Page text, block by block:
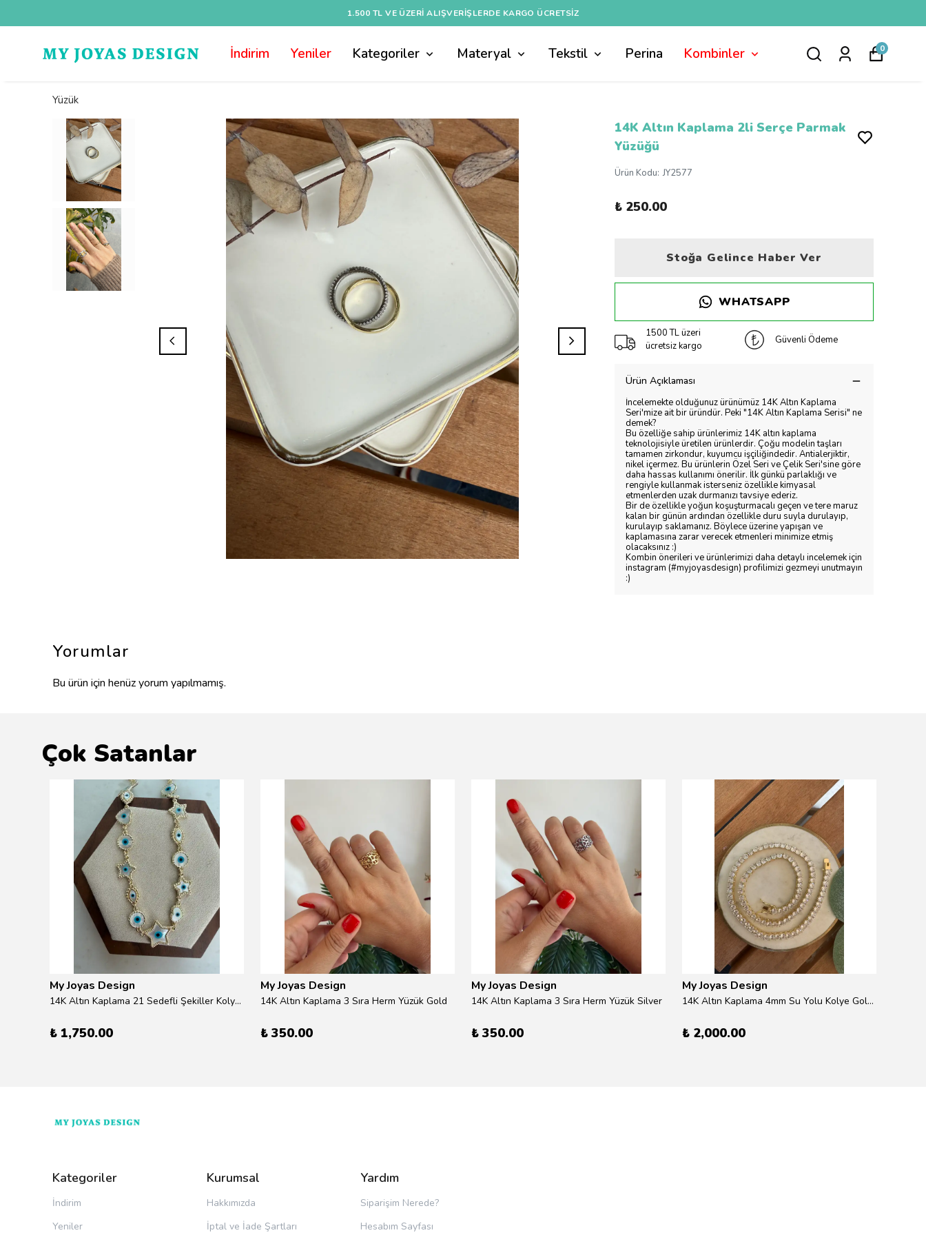
1.500 TL VE ÜZERI ALIŞVERIŞLERDE KARGO ÜCRETSİZ
İndirim Yeniler Kategoriler Materyal Tekstil Perina Kombinler 0
Yüzük
14K Altın Kaplama 2li Serçe Parmak
Yüzüğü
Ürün Kodu: JY2577
₺ 250.00
Stoğa Gelince Haber Ver
WHATSAPP
1500 TL üzeri
ücretsiz kargo
Güvenli Ödeme
Ürün Açıklaması
İncelemekte olduğunuz ürünümüz 14K Altın Kaplama
Seri'mize ait bir üründür. Peki "14K Altın Kaplama Serisi" ne
demek?
Bu özelliğe sahip ürünlerimiz 14K altın kaplama
teknolojisiyle üretilen ürünlerdir. Çoğu modelin taşları
tamamen zirkondur, kuyumcu işçiliğindedir. Antialerjiktir,
nikel içermez. Bu ürünlerin Özel Seri ve Çelik Seri'sine göre
daha hassas kullanımı önerilir. İlk günkü parlaklığı ve
rengiyle kullanmak isterseniz özellikle kimyasal
etmenlerden uzak durmanızı tavsiye ederiz.
Bir de özellikle yoğun koşuşturmacalı geçen ve tere maruz
kalan bir günün ardından özellikle duru suyla durulayıp,
kurulayıp saklamanız. Böylece üzerine yapışan ve
kaplamasına zarar verecek etmenleri minimize etmiş
olacaksınız :)
Kombin önerileri ve ürünlerimizi daha detaylı incelemek için
instagram (#myjoyasdesign) profilimizi gezmeyi unutmayın
:)
Yorumlar
Bu ürün için henüz yorum yapılmamış.
Çok Satanlar
My Joyas Design
14K Altın Kaplama 21 Sedefli Şekiller Kolye 46cm
₺ 1,750.00
My Joyas Design
14K Altın Kaplama 3 Sıra Herm Yüzük Gold
₺ 350.00
My Joyas Design
14K Altın Kaplama 3 Sıra Herm Yüzük Silver
₺ 350.00
My Joyas Design
14K Altın Kaplama 4mm Su Yolu Kolye Gold 41cm
₺ 2,000.00
Kategoriler
İndirim
Yeniler
Kurumsal
Hakkımızda
İptal ve İade Şartları
Yardım
Siparişim Nerede?
Hesabım Sayfası